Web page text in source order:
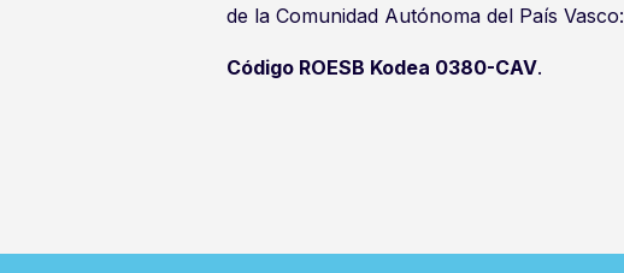
de la Comunidad Autónoma del País Vasco:
Código ROESB Kodea 0380-CAV.